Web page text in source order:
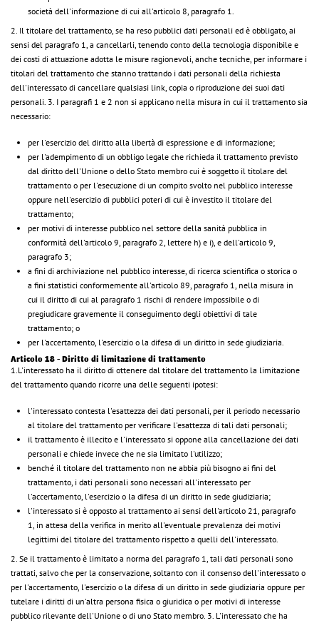
società dell'informazione di cui all'articolo 8, paragrafo 1.
2. Il titolare del trattamento, se ha reso pubblici dati personali ed è obbligato, ai
sensi del paragrafo 1, a cancellarli, tenendo conto della tecnologia disponibile e
dei costi di attuazione adotta le misure ragionevoli, anche tecniche, per informare i
titolari del trattamento che stanno trattando i dati personali della richiesta
dell'interessato di cancellare qualsiasi link, copia o riproduzione dei suoi dati
personali. 3. I paragrafi 1 e 2 non si applicano nella misura in cui il trattamento sia
necessario:
per l'esercizio del diritto alla libertà di espressione e di informazione;
per l'adempimento di un obbligo legale che richieda il trattamento previsto
dal diritto dell'Unione o dello Stato membro cui è soggetto il titolare del
trattamento o per l'esecuzione di un compito svolto nel pubblico interesse
oppure nell'esercizio di pubblici poteri di cui è investito il titolare del
trattamento;
per motivi di interesse pubblico nel settore della sanità pubblica in
conformità dell'articolo 9, paragrafo 2, lettere h) e i), e dell'articolo 9,
paragrafo 3;
a fini di archiviazione nel pubblico interesse, di ricerca scientifica o storica o
a fini statistici conformemente all'articolo 89, paragrafo 1, nella misura in
cui il diritto di cui al paragrafo 1 rischi di rendere impossibile o di
pregiudicare gravemente il conseguimento degli obiettivi di tale
trattamento; o
per l'accertamento, l'esercizio o la difesa di un diritto in sede giudiziaria.
Articolo 18 - Diritto di limitazione di trattamento
1.L'interessato ha il diritto di ottenere dal titolare del trattamento la limitazione
del trattamento quando ricorre una delle seguenti ipotesi:
l'interessato contesta l'esattezza dei dati personali, per il periodo necessario
al titolare del trattamento per verificare l'esattezza di tali dati personali;
il trattamento è illecito e l'interessato si oppone alla cancellazione dei dati
personali e chiede invece che ne sia limitato l'utilizzo;
benché il titolare del trattamento non ne abbia più bisogno ai fini del
trattamento, i dati personali sono necessari all'interessato per
l'accertamento, l'esercizio o la difesa di un diritto in sede giudiziaria;
l'interessato si è opposto al trattamento ai sensi dell'articolo 21, paragrafo
1, in attesa della verifica in merito all'eventuale prevalenza dei motivi
legittimi del titolare del trattamento rispetto a quelli dell'interessato.
2. Se il trattamento è limitato a norma del paragrafo 1, tali dati personali sono
trattati, salvo che per la conservazione, soltanto con il consenso dell'interessato o
per l'accertamento, l'esercizio o la difesa di un diritto in sede giudiziaria oppure per
tutelare i diritti di un'altra persona fisica o giuridica o per motivi di interesse
pubblico rilevante dell'Unione o di uno Stato membro. 3. L'interessato che ha